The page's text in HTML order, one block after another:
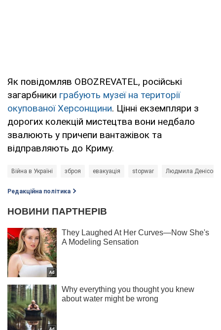
Як повідомляв OBOZREVATEL, російські
загарбники грабують музеї на території
окупованої Херсонщини. Цінні екземпляри з
дорогих колекцій мистецтва вони недбало
звалюють у причепи вантажівок та
відправляють до Криму.
Війна в Україні зброя евакуація stopwar Людмила Денісова
Редакційна політика